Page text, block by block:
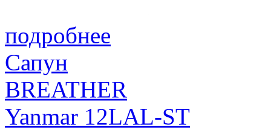
подробнее
Сапун
BREATHER
Yanmar 12LAL-ST